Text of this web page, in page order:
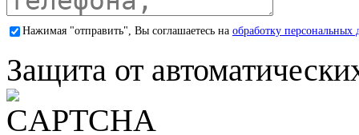
Нажимая "отправить", Вы соглашаетесь на обработку персональных
Защита от